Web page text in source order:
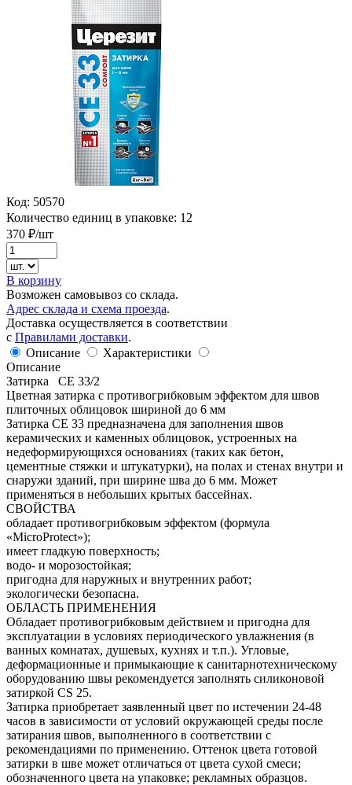
Код: 50570
Количество единиц в упаковке: 12
370 ₽/шт
В корзину
Возможен самовывоз со склада.
Адрес склада и схема проезда.
Доставка осуществляется в соответствии
с Правилами доставки.
Описание
Характеристики
Описание
Затирка СЕ 33/2
Цветная затирка с противогрибковым эффектом для швов
плиточных облицовок шириной до 6 мм
Затирка CE 33 предназначена для заполнения швов
керамических и каменных облицовок, устроенных на
недеформирующихся основаниях (таких как бетон,
цементные стяжки и штукатурки), на полах и стенах внутри и
снаружи зданий, при ширине шва до 6 мм. Может
применяться в небольших крытых бассейнах.
СВОЙСТВА
обладает противогрибковым эффектом (формула
«MicroProtect»);
имеет гладкую поверхность;
водо- и морозостойкая;
пригодна для наружных и внутренних работ;
экологически безопасна.
ОБЛАСТЬ ПРИМЕНЕНИЯ
Обладает противогрибковым действием и пригодна для
эксплуатации в условиях периодического увлажнения (в
ванных комнатах, душевых, кухнях и т.п.). Угловые,
деформационные и примыкающие к санитарнотехническому
оборудованию швы рекомендуется заполнять силиконовой
затиркой CS 25.
Затирка приобретает заявленный цвет по истечении 24-48
часов в зависимости от условий окружающей среды после
затирания швов, выполненного в соответствии с
рекомендациями по применению. Оттенок цвета готовой
затирки в шве может отличаться от цвета сухой смеси;
обозначенного цвета на упаковке; рекламных образцов.